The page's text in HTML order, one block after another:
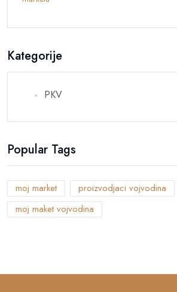
Kategorije
PKV
Popular Tags
moj market proizvodjaci vojvodina
moj maket vojvodina